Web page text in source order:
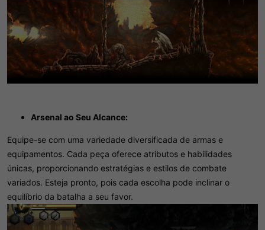
Arsenal ao Seu Alcance:
Equipe-se com uma variedade diversificada de armas e
equipamentos. Cada peça oferece atributos e habilidades
únicas, proporcionando estratégias e estilos de combate
variados. Esteja pronto, pois cada escolha pode inclinar o
equilíbrio da batalha a seu favor.